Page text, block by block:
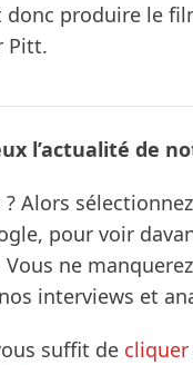
produire le
Pitt.
l’actualité de
Alors
pour voir
Vous ne
interviews et
suffit de